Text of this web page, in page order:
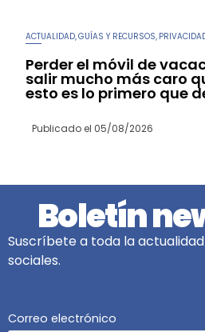
ACTUALIDAD,GUÍAS Y RECURSOS,
Perder el móvil de
salir mucho más caro
esto es lo primero que
Publicado el 05/08/2026
Boletín
Suscríbete a toda la
sociales.
Correo electrónico